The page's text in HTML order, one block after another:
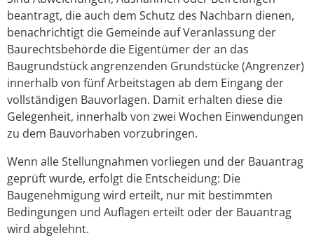
beantragt, die auch dem Schutz des Nachbarn dienen,
benachrichtigt die Gemeinde auf Veranlassung der
Baurechtsbehörde die Eigentümer der an das
Baugrundstück angrenzenden Grundstücke (Angrenzer)
innerhalb von fünf Arbeitstagen ab dem Eingang der
vollständigen Bauvorlagen. Damit erhalten diese die
Gelegenheit, innerhalb von zwei Wochen Einwendungen
zu dem Bauvorhaben vorzubringen.
Wenn alle Stellungnahmen vorliegen und der Bauantrag
geprüft wurde, erfolgt die Entscheidung: Die
Baugenehmigung wird erteilt, nur mit bestimmten
Bedingungen und Auflagen erteilt oder der Bauantrag
wird abgelehnt.